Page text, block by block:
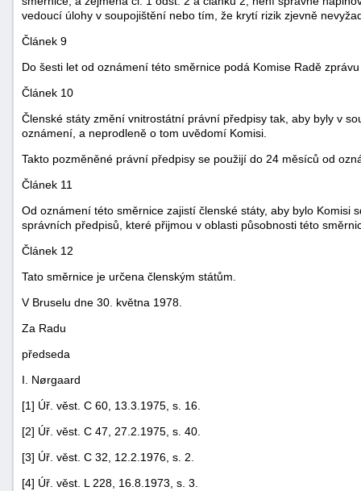
vedoucí úlohy v soupojištění nebo tím, že krytí rizik zjevně
Článek 9
Do šesti let od oznámení této směrnice podá Komise Radě
Článek 10
Členské státy změní vnitrostátní právní předpisy tak, aby byly v
oznámení, a neprodleně o tom uvědomí Komisi.
Takto pozměněné právní předpisy se použijí do 24 měsíců od
Článek 11
Od oznámení této směrnice zajistí členské státy, aby bylo Komisi
správních předpisů, které přijmou v oblasti působnosti této
Článek 12
Tato směrnice je určena členským státům.
V Bruselu dne 30. května 1978.
Za Radu
předseda
I. Nørgaard
[1] Úř. věst. C 60, 13.3.1975, s. 16.
[2] Úř. věst. C 47, 27.2.1975, s. 40.
[3] Úř. věst. C 32, 12.2.1976, s. 2.
[4] Úř. věst. L 228, 16.8.1973, s. 3.